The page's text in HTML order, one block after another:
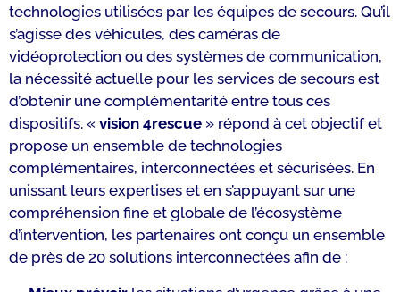
technologies utilisées par les équipes de secours. Qu’il
s’agisse des véhicules, des caméras de
vidéoprotection ou des systèmes de communication,
la nécessité actuelle pour les services de secours est
d’obtenir une complémentarité entre tous ces
dispositifs. « vision 4rescue » répond à cet objectif et
propose un ensemble de technologies
complémentaires, interconnectées et sécurisées. En
unissant leurs expertises et en s’appuyant sur une
compréhension fine et globale de l’écosystème
d’intervention, les partenaires ont conçu un ensemble
de près de 20 solutions interconnectées afin de :